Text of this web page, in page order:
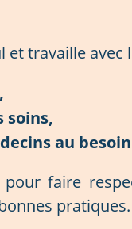
et travaille avec
soins,
au
faire
pratiques.